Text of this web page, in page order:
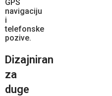
GPS
navigaciju
i
telefonske
pozive.
Dizajniran
za
duge